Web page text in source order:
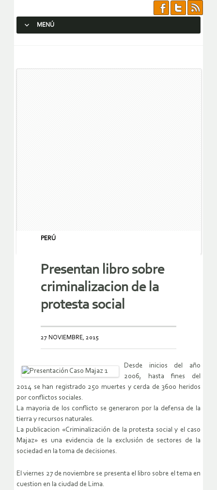
MENÚ
PERÚ
Presentan libro sobre
criminalizacion de la
protesta social
27 NOVIEMBRE, 2015
Desde inicios del año
2006, hasta fines del
2014 se han registrado 250 muertes y cerda de 3600 heridos
por conflictos sociales.
La mayoria de los conflicto se generaron por la defensa de la
tierra y recursos naturales.
La publicacion «Criminalización de la protesta social y el caso
Majaz» es una evidencia de la exclusión de sectores de la
sociedad en la toma de decisiones.
El viernes 27 de noviembre se presenta el libro sobre el tema en
cuestion en la ciudad de Lima.